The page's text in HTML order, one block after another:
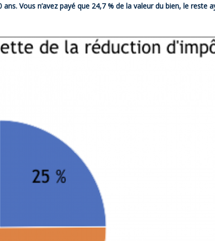
ans. Vous n’avez payé que 24,7 % de la valeur du bien, le reste